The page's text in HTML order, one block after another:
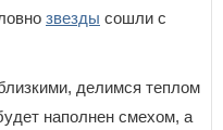
звезды сошли с
делимся теплом
наполнен смехом, а